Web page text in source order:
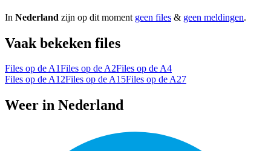
In Nederland zijn op dit moment geen files & geen meldingen.
Vaak bekeken files
Files op de A1Files op de A2Files op de A4
Files op de A12Files op de A15Files op de A27
Weer in Nederland